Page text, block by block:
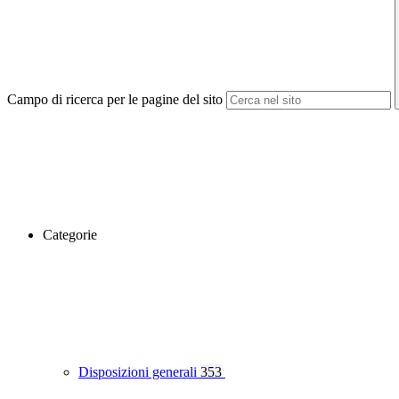
Campo di ricerca per le pagine del sito
Categorie
Disposizioni generali 353